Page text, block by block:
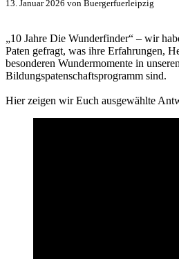
13. Januar 2026 von Buergerfuerleipzig
„10 Jahre Die Wunderfinder“ – wir
Paten gefragt, was ihre Erfahrungen,
besonderen Wundermomente in unseren
Bildungspatenschaftsprogramm sind.
Hier zeigen wir Euch ausgewählte